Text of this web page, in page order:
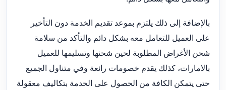
بالإضافة إلى ذلك يلتزم بموعد تقديم الخدمة دون التأخير
على العميل للتعامل معه بشكل دائم والتأكد من سلامة
شحن الأغراض المطلوبة لحين شحنها وتسليمها للعميل
بالامارات، كذلك يقدم خصومات رائعة وفي متناول الجميع
حتى يتمكن الكافة من الحصول على الخدمة بتكاليف معقولة